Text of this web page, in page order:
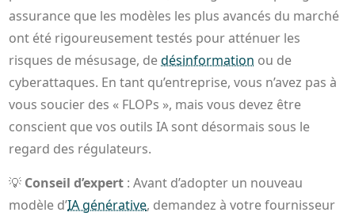
assurance que les modèles les plus avancés du marché
ont été rigoureusement testés pour atténuer les
risques de mésusage, dedésinformation ou de
cyberattaques. En tant qu’entreprise, vous n’avez pas à
vous soucier des « FLOPs », mais vous devez être
conscient que vos outils IA sont désormais sous le
regard des régulateurs.
💡 Conseil d’expert : Avant d’adopter un nouveau
modèle d’IA générative, demandez à votre fournisseur